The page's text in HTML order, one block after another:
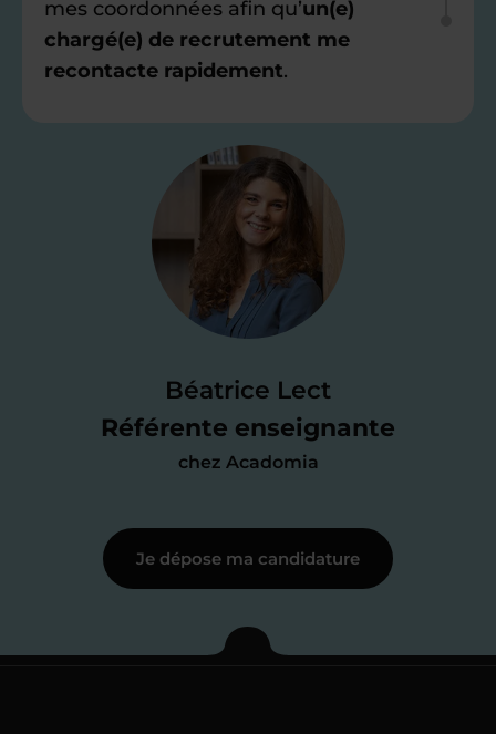
Béatrice Lect
Référente enseignante
chez Acadomia
mes coordonnées afin qu’un(e)
chargé(e) de recrutement me
recontacte rapidement.
Je valide ma
candidature
test de 15 minutes
des programmes scolaires(et pouvoir
me mettre à jour au besoin) et
j’échange en direct avec un chargé de
Étape 3
Je commence mes
Je dépose ma candidature